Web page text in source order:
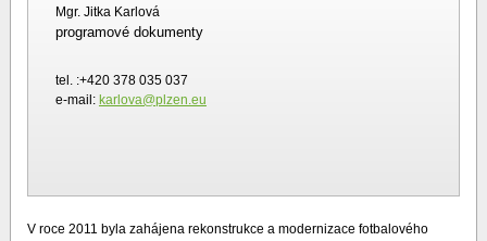
Mgr. Jitka Karlová
programové dokumenty
tel. :+420 378 035 037
e-mail: karlova@plzen.eu
V roce 2011 byla zahájena rekonstrukce a modernizace fotbalového